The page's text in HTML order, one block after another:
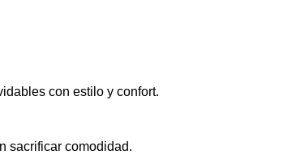
con estilo y confort.
sacrificar comodidad.